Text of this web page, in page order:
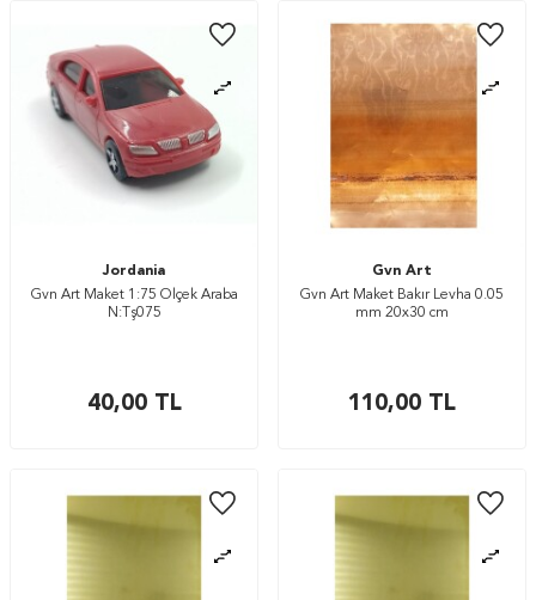
Jordania
Gvn Art Maket 1:75 Ölçek Araba
N:Tş075
40,00TL
Gvn Art
Gvn Art Maket Bakır Levha 0.05
mm 20x30 cm
110,00 TL